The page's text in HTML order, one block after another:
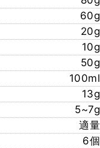
60g
20g
10g
50g
100ml
13g
5~7g
適量
6個